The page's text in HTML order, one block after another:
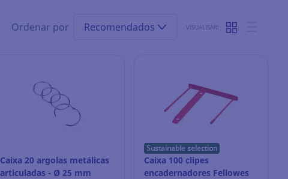
Ordenar por Recomendados VISUALISAR:
Caixa 20 argolas metálicas
articuladas - Ø 25 mm
Sustainable selection
Caixa 100 clipes
encadernadores Fellowes